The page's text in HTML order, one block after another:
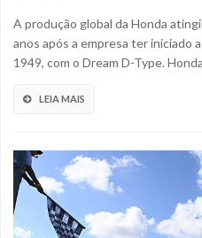
A produção global da Honda
anos após a empresa ter iniciado
1949, com o Dream D-Type.
LEIA MAIS